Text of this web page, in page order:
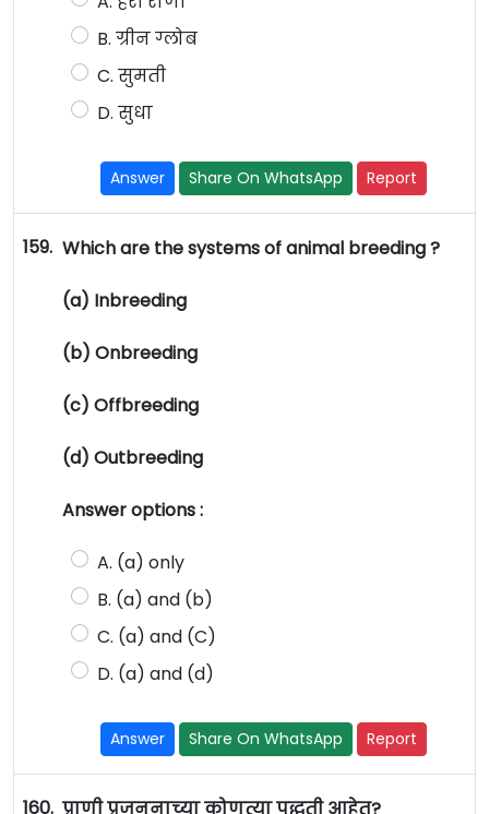
B. ग्रीन ग्लोब
C. सुमती
D. सुधा
Answer Share On WhatsApp Report
159. Which are the systems of animal breeding ?
(a) Inbreeding
(b) Onbreeding
(c) Offbreeding
(d) Outbreeding
Answer options :
A. (a) only
B. (a) and (b)
C. (a) and (C)
D. (a) and (d)
Answer Share On WhatsApp Report
160.